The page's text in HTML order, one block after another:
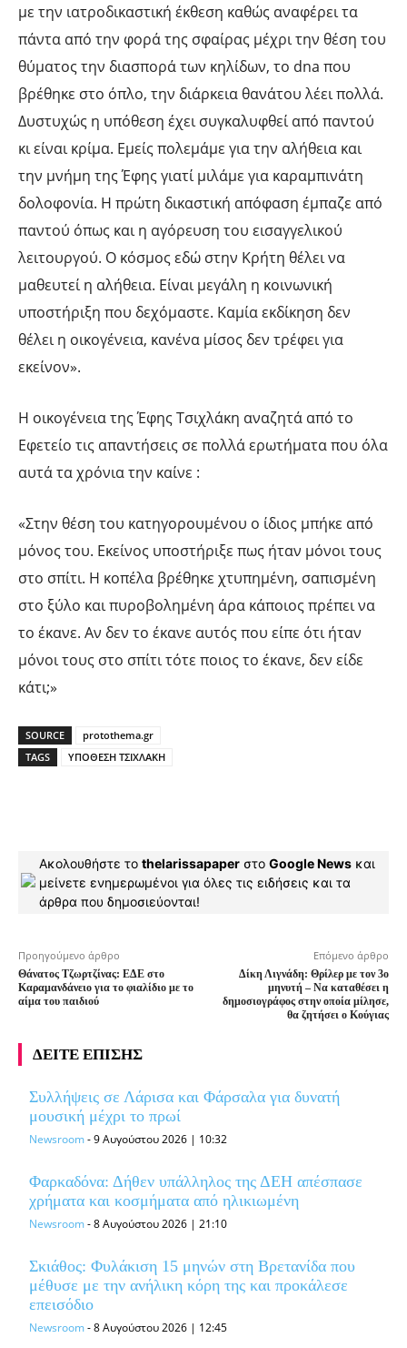
με την ιατροδικαστική έκθεση καθώς αναφέρει τα
πάντα από την φορά της σφαίρας μέχρι την θέση του
θύματος την διασπορά των κηλίδων, το dna που
βρέθηκε στο όπλο, την διάρκεια θανάτου λέει πολλά.
Δυστυχώς η υπόθεση έχει συγκαλυφθεί από παντού
κι είναι κρίμα. Εμείς πολεμάμε για την αλήθεια και
την μνήμη της Έφης γιατί μιλάμε για καραμπινάτη
δολοφονία. Η πρώτη δικαστική απόφαση έμπαζε από
παντού όπως και η αγόρευση του εισαγγελικού
λειτουργού. Ο κόσμος εδώ στην Κρήτη θέλει να
μαθευτεί η αλήθεια. Είναι μεγάλη η κοινωνική
υποστήριξη που δεχόμαστε. Καμία εκδίκηση δεν
θέλει η οικογένεια, κανένα μίσος δεν τρέφει για
εκείνον».
Η οικογένεια της Έφης Τσιχλάκη αναζητά από το
Εφετείο τις απαντήσεις σε πολλά ερωτήματα που όλα
αυτά τα χρόνια την καίνε :
«Στην θέση του κατηγορουμένου ο ίδιος μπήκε από
μόνος του. Εκείνος υποστήριξε πως ήταν μόνοι τους
στο σπίτι. Η κοπέλα βρέθηκε χτυπημένη, σαπισμένη
στο ξύλο και πυροβολημένη άρα κάποιος πρέπει να
το έκανε. Αν δεν το έκανε αυτός που είπε ότι ήταν
μόνοι τους στο σπίτι τότε ποιος το έκανε, δεν είδε
κάτι;»
SOURCE
protothema.gr
TAGS
ΥΠΟΘΕΣΗ ΤΣΙΧΛΑΚΗ
Ακολουθήστε το thelarissapaper στο Google News και
μείνετε ενημερωμένοι για όλες τις ειδήσεις και τα
άρθρα που δημοσιεύονται!
Προηγούμενο άρθρο
Θάνατος Τζωρτζίνας: ΕΔΕ στο
Καραμανδάνειο για το φιαλίδιο με το
αίμα του παιδιού
Επόμενο άρθρο
Δίκη Λιγνάδη: Θρίλερ με τον 3ο
μηνυτή – Να καταθέσει η
δημοσιογράφος στην οποία μίλησε,
θα ζητήσει ο Κούγιας
ΔΕΙΤΕ ΕΠΙΣΗΣ
Συλλήψεις σε Λάρισα και Φάρσαλα για δυνατή
μουσική μέχρι το πρωί
Newsroom-9 Αυγούστου 2026 | 10:32
Φαρκαδόνα: Δήθεν υπάλληλος της ΔΕΗ απέσπασε
χρήματα και κοσμήματα από ηλικιωμένη
Newsroom-8 Αυγούστου 2026 | 21:10
Σκιάθος: Φυλάκιση 15 μηνών στη Βρετανίδα που
μέθυσε με την ανήλικη κόρη της και προκάλεσε
επεισόδιο
Newsroom-8 Αυγούστου 2026 | 12:45